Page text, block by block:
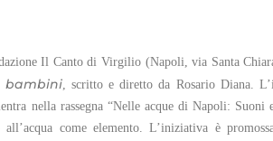
Il Canto di Virgilio (Napoli, via Santa
bambini, scritto e diretto da Rosario Diana.
nella rassegna “Nelle acque di Napoli:
all’acqua come elemento. L’iniziativa è